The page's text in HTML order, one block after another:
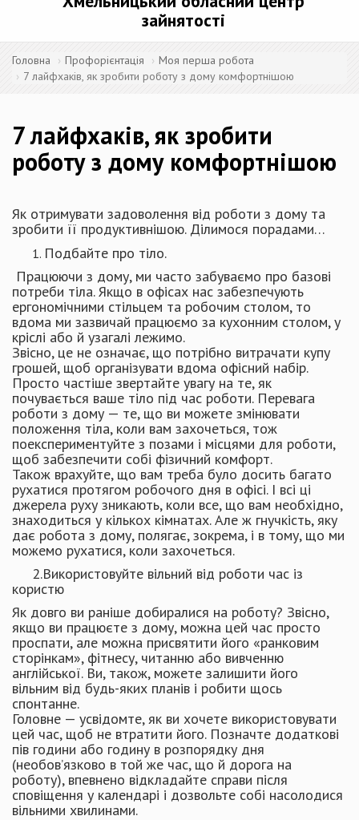
зайнятості
Головна Профорієнтація
Моя перша робота
7 лайфхаків, як зробити роботу з дому комфортнішою
7 лайфхаків, як зробити
роботу з дому комфортнішою
Як отримувати задоволення від роботи з дому та
зробити її продуктивнішою. Ділимося порадами…
Подбайте про тіло.
Працюючи з дому, ми часто забуваємо про базові
потреби тіла. Якщо в офісах нас забезпечують
ергономічними стільцем та робочим столом, то
вдома ми зазвичай працюємо за кухонним столом, у
кріслі або й узагалі лежимо.
Звісно, це не означає, що потрібно витрачати купу
грошей, щоб організувати вдома офісний набір.
Просто частіше звертайте увагу на те, як
почувається ваше тіло під час роботи. Перевага
роботи з дому — те, що ви можете змінювати
положення тіла, коли вам захочеться, тож
поекспериментуйте з позами і місцями для роботи,
щоб забезпечити собі фізичний комфорт.
Також врахуйте, що вам треба було досить багато
рухатися протягом робочого дня в офісі. І всі ці
джерела руху зникають, коли все, що вам необхідно,
знаходиться у кількох кімнатах. Але ж гнучкість, яку
дає робота з дому, полягає, зокрема, і в тому, що ми
можемо рухатися, коли захочеться.
2.Використовуйте вільний від роботи час із
користю
Як довго ви раніше добиралися на роботу? Звісно,
якщо ви працюєте з дому, можна цей час просто
проспати, але можна присвятити його «ранковим
сторінкам», фітнесу, читанню або вивченню
англійської. Ви, також, можете залишити його
вільним від будь-яких планів і робити щось
спонтанне.
Головне — усвідомте, як ви хочете використовувати
цей час, щоб не втратити його. Позначте додаткові
пів години або годину в розпорядку дня
(необов’язково в той же час, що й дорога на
роботу), впевнено відкладайте справи після
сповіщення у календарі і дозвольте собі насолодися
вільними хвилинами.